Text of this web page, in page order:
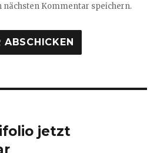
nächsten Kommentar speichern.
jetzt